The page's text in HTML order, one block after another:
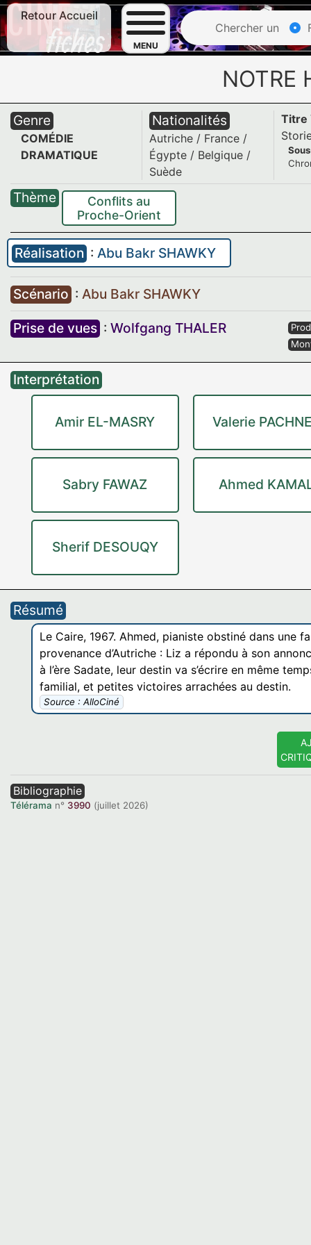
Retour Accueil
MENU
Chercher un
NOTRE
Genre
COMÉDIE
DRAMATIQUE
Nationalités
Autriche / France /
Égypte / Belgique /
Suède
Titre
Thème
Conflits au
Proche-Orient
Réalisation : Abu Bakr SHAWKY
Scénario : Abu Bakr SHAWKY
Prise de vues : Wolfgang THALER
Interprétation
Amir EL-MASRY Valerie
Sabry FAWAZ Ahmed
Sherif DESOUQY
Résumé
Le Caire, 1967. Ahmed, pianiste obstiné dans une
provenance d’Autriche : Liz a répondu à son
à l’ère Sadate, leur destin va s’écrire en même
familial, et petites victoires arrachées au destin.
Source : AlloCiné
Bibliographie
Télérama n° 3990 (juillet 2026)